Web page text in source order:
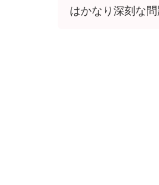
はかなり深刻な